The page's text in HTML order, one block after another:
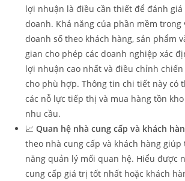
lợi nhuận là điều cần thiết để đánh
doanh. Khả năng của phần mềm trong
doanh số theo khách hàng, sản phẩm
gian cho phép các doanh nghiệp xác
lợi nhuận cao nhất và điều chỉnh
cho phù hợp. Thông tin chi tiết này có
các nỗ lực tiếp thị và mua hàng tồn
nhu cầu.
📈Quan hệ nhà cung cấp và khách
theo nhà cung cấp và khách hàng giúp
năng quản lý mối quan hệ. Hiểu được
cung cấp giá trị tốt nhất hoặc khách